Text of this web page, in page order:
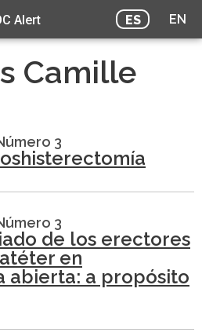
ES EN
Alert
Camille
3
3
de los erectores
en
abierta: a propósito